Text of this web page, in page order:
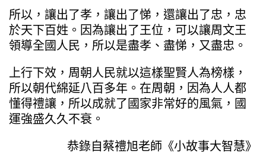
所以，讓出了孝，讓出了悌，還讓出了忠，忠
於天下百姓。因為讓出了王位，可以讓周文王
領導全國人民，所以是盡孝、盡悌，又盡忠。
上行下效，周朝人民就以這樣聖賢人為榜樣，
所以朝代綿延八百多年。在周朝，因為人人都
懂得禮讓，所以成就了國家非常好的風氣，國
運強盛久久不衰。
恭錄自蔡禮旭老師《小故事大智慧》